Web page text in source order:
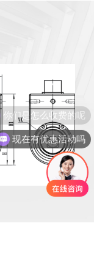
你们是怎么收费的呢
现在有优惠活动吗